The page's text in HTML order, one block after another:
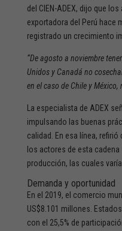
del CIEN-ADEX, dijo que
exportadora del Perú hace
registrado un crecimiento
“De agosto a noviembre
Unidos y Canadá no
en el caso de Chile y
La especialista de ADEX
impulsando las buenas
calidad. En esa línea,
los actores de esta
producción, las cuales
Demanda y oportunidad
En el 2019, el comercio
US$8.101 millones.
con el 25,5% de